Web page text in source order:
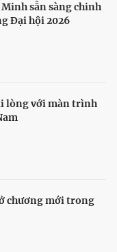
sẵn sàng chinh
Đại hội 2026
lòng với màn trình
chương mới trong